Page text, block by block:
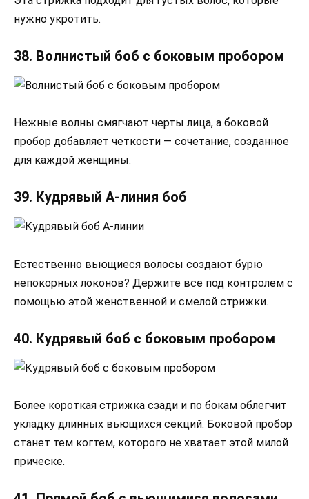
нужно укротить.
38. Волнистый боб с боковым пробором
Нежные волны смягчают черты лица, а боковой
пробор добавляет четкости — сочетание, созданное
для каждой женщины.
39. Кудрявый А-линия боб
Естественно вьющиеся волосы создают бурю
непокорных локонов? Держите все под контролем с
помощью этой женственной и смелой стрижки.
40. Кудрявый боб с боковым пробором
Более короткая стрижка сзади и по бокам облегчит
укладку длинных вьющихся секций. Боковой пробор
станет тем когтем, которого не хватает этой милой
прическе.